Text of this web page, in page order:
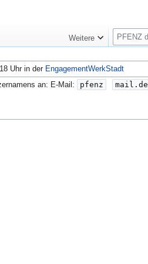
Uhr in der EngagementWerkStadt
an: E-Mail:
pfenz mail.de
Weitere
S
u
c
h
e